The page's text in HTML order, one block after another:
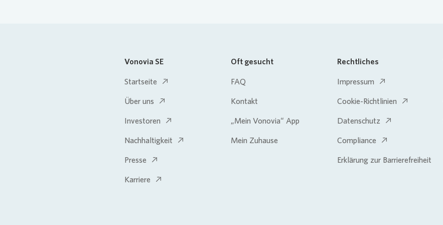
Vonovia SE
Startseite
Über uns
Investoren
Nachhaltigkeit
Presse
Karriere
Oft gesucht
FAQ
Kontakt
„Mein Vonovia“ App
Mein Zuhause
Rechtliches
Impressum
Cookie-Richtlinien
Datenschutz
Compliance
Erklärung zur Barrierefreiheit